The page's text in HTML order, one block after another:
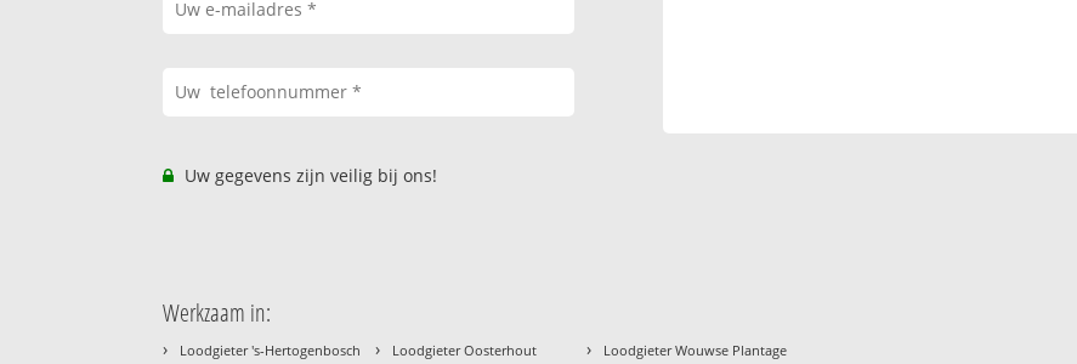
Uw gegevens zijn veilig bij ons!
Werkzaam in:
› Loodgieter 's-Hertogenbosch › Loodgieter Oosterhout › Loodgieter Wouwse Plantage